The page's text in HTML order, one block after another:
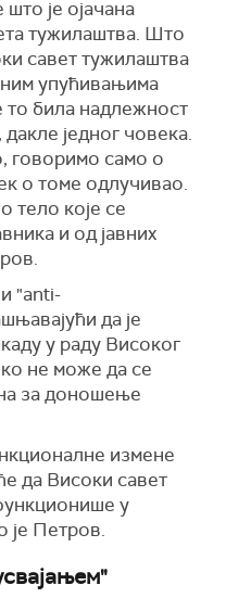
је ојачана
тужилаштва. Што
савет тужилаштва
упућивањима
то била надлежност
једног човека.
говоримо само о
о томе одлучивао.
тело које се
и од јавних
"anti-
да је
у раду Високог
не може да се
за доношење
измене
да Високи савет
у
је Петров.